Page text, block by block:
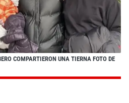
COMPARTIERON UNA TIERNA FOTO DE